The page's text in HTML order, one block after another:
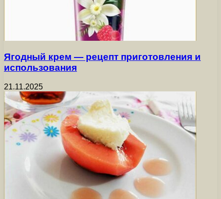
Ягодный крем — рецепт приготовления и
использования
21.11.2025